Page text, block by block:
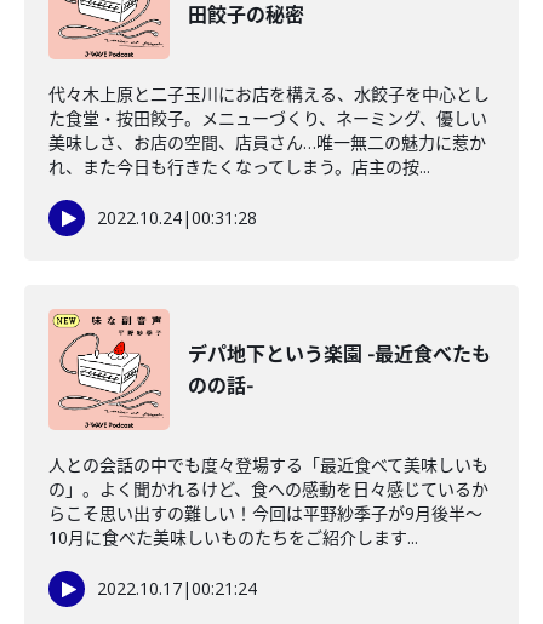
田餃子の秘密
代々木上原と二子玉川にお店を構える、水餃子を中心とし
た食堂・按田餃子。メニューづくり、ネーミング、優しい
美味しさ、お店の空間、店員さん…唯一無二の魅力に惹か
れ、また今日も行きたくなってしまう。店主の按...
2022.10.24|00:31:28
デパ地下という楽園 -最近食べたも
のの話-
人との会話の中でも度々登場する「最近食べて美味しいも
の」。よく聞かれるけど、食への感動を日々感じているか
らこそ思い出すの難しい！今回は平野紗季子が9月後半～
10月に食べた美味しいものたちをご紹介します...
2022.10.17|00:21:24